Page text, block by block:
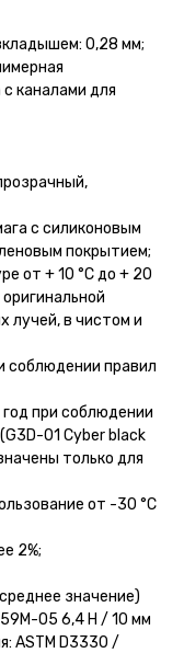
0,28 мм;
каналами для
с силиконовым
покрытием;
от + 10 °С до + 20
лучей, в чистом и
соблюдении правил
при соблюдении
01 Cyber ​​black
только для
от -30 °С
2%;
значение)
05 6,4 Н / 10 мм
ASTM D3330 /